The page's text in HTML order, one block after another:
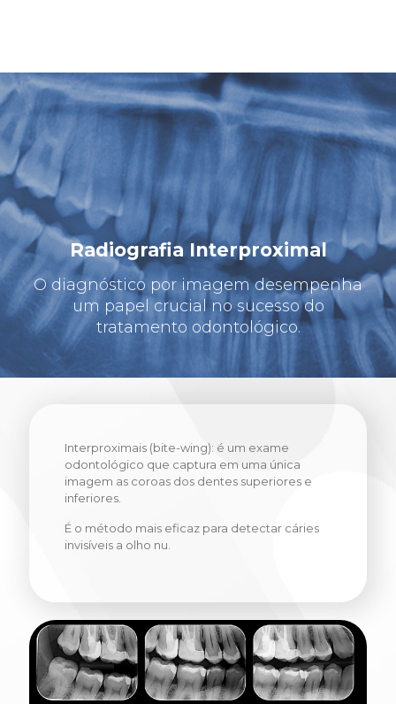
Radiografia Interproximal
O diagnóstico por imagem desempenha
um papel crucial no sucesso do
tratamento odontológico.
Interproximais (bite-wing): é um exame
odontológico que captura em uma única
imagem as coroas dos dentes superiores e
inferiores.
É o método mais eficaz para detectar cáries
invisíveis a olho nu.